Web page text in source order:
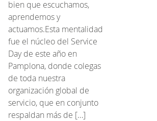
bien que escuchamos,
aprendemos y
actuamos.Esta mentalidad
fue el núcleo del Service
Day de este año en
Pamplona, donde colegas
de toda nuestra
organización global de
servicio, que en conjunto
respaldan más de […]